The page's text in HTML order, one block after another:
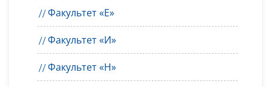
Факультет «Е»
Факультет «И»
Факультет «Н»